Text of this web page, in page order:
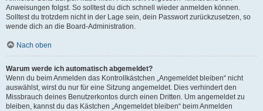
Anweisungen folgst. So solltest du dich schnell wieder anmelden können.
Solltest du trotzdem nicht in der Lage sein, dein Passwort zurückzusetzen, so
wende dich an die Board-Administration.
Nach oben
Warum werde ich automatisch abgemeldet?
Wenn du beim Anmelden das Kontrollkästchen „Angemeldet bleiben“ nicht
auswählst, wirst du nur für eine Sitzung angemeldet. Dies verhindert den
Missbrauch deines Benutzerkontos durch einen Dritten. Um angemeldet zu
bleiben, kannst du das Kästchen „Angemeldet bleiben“ beim Anmelden